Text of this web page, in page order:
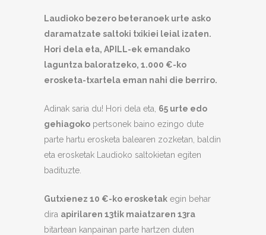
Laudioko bezero beteranoek urte asko
daramatzate saltoki txikiei leial izaten.
Hori dela eta, APILL-ek emandako
laguntza baloratzeko, 1.000 €-ko
erosketa-txartela eman nahi die berriro.
Adinak saria du! Hori dela eta, 65 urte edo
gehiagoko pertsonek baino ezingo dute
parte hartu erosketa balearen zozketan, baldin
eta erosketak Laudioko saltokietan egiten
badituzte.
Gutxienez 10 €-ko erosketak egin behar
dira apirilaren 13tik maiatzaren 13ra
bitartean kanpainan parte hartzen duten